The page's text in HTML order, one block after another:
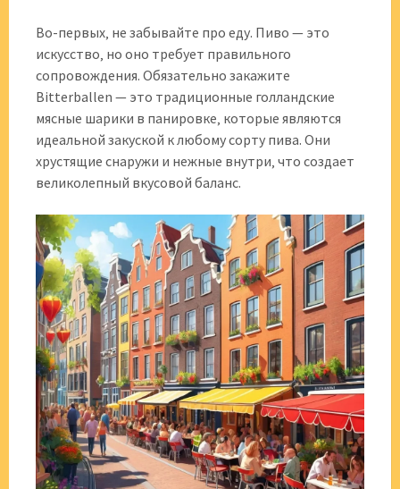
Во-первых‚ не забывайте про еду. Пиво — это
искусство‚ но оно требует правильного
сопровождения. Обязательно закажите
Bitterballen — это традиционные голландские
мясные шарики в панировке‚ которые являются
идеальной закуской к любому сорту пива. Они
хрустящие снаружи и нежные внутри‚ что создает
великолепный вкусовой баланс.